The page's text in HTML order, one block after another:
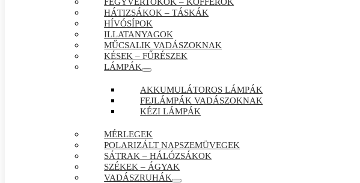
HÁTIZSÁKOK – TÁSKÁK
HÍVÓSÍPOK
ILLATANYAGOK
MŰCSALIK VADÁSZOKNAK
KÉSEK – FŰRÉSZEK
LÁMPÁK
AKKUMULÁTOROS LÁMPÁK
FEJLÁMPÁK VADÁSZOKNAK
KÉZI LÁMPÁK
MÉRLEGEK
POLARIZÁLT NAPSZEMÜVEGEK
SÁTRAK – HÁLÓZSÁKOK
SZÉKEK – ÁGYAK
VADÁSZRUHÁK